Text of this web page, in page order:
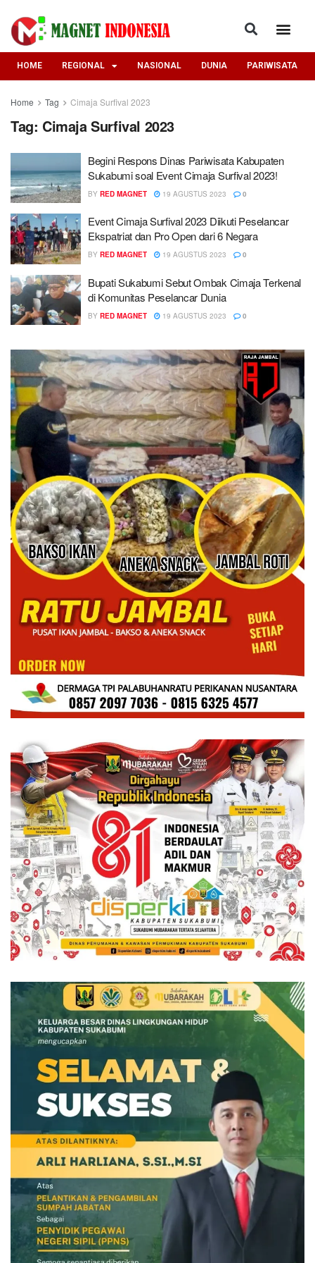
HOME REGIONAL NASIONAL DUNIA PARIWISATA
Home Tag Cimaja Surfival 2023
Tag: Cimaja Surfival 2023
Begini Respons Dinas Pariwisata Kabupaten
Sukabumi soal Event Cimaja Surfival 2023!
BY RED MAGNET 19 AGUSTUS 2023 0
Event Cimaja Surfival 2023 Diikuti Peselancar
Ekspatriat dan Pro Open dari 6 Negara
BY RED MAGNET 19 AGUSTUS 2023 0
Bupati Sukabumi Sebut Ombak Cimaja Terkenal
di Komunitas Peselancar Dunia
BY RED MAGNET 19 AGUSTUS 2023 0